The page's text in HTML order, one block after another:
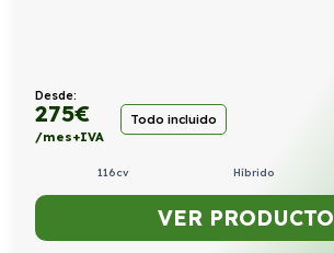
Desde:
275€
/mes+IVA
Todo incluido
116cv Híbrido
VER PRODUCTO